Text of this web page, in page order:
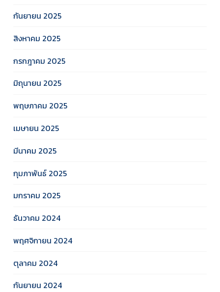
กันยายน 2025
สิงหาคม 2025
กรกฎาคม 2025
มิถุนายน 2025
พฤษภาคม 2025
เมษายน 2025
มีนาคม 2025
กุมภาพันธ์ 2025
มกราคม 2025
ธันวาคม 2024
พฤศจิกายน 2024
ตุลาคม 2024
กันยายน 2024